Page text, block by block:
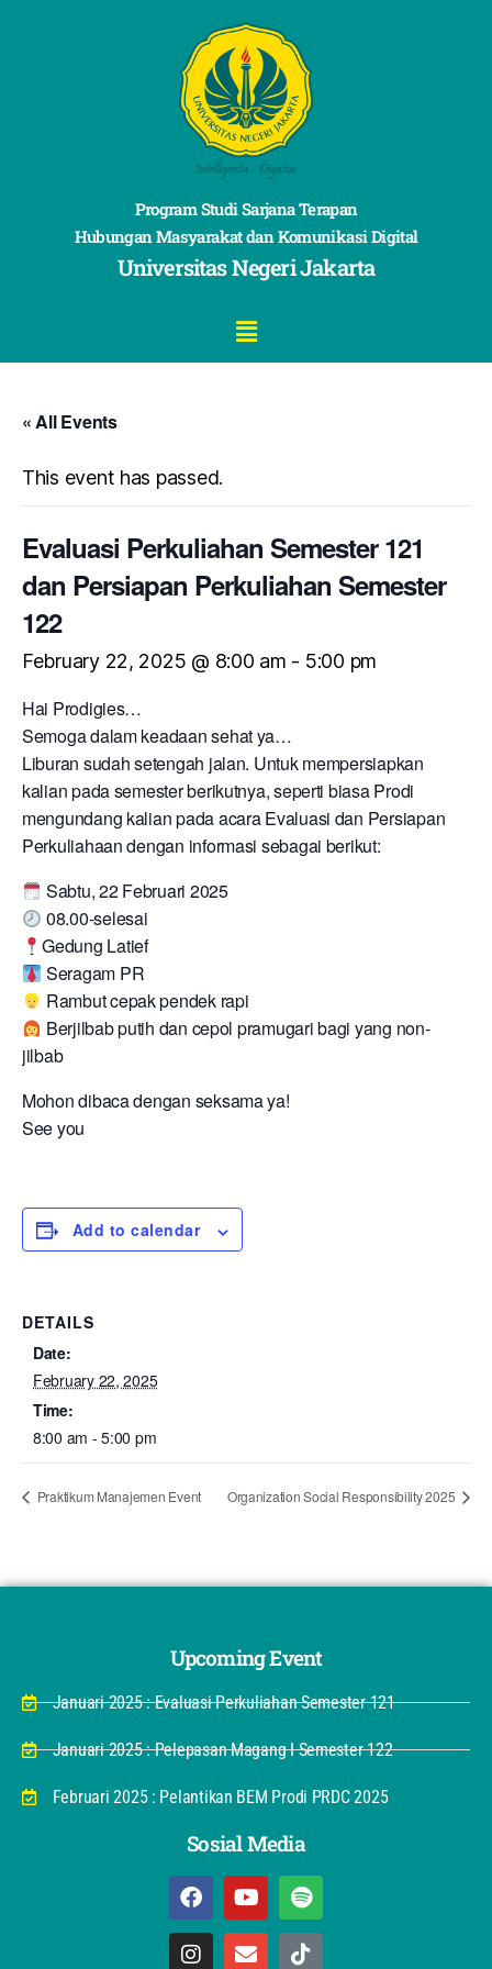
Program Studi Sarjana Terapan
Hubungan Masyarakat dan Komunikasi Digital
Universitas Negeri Jakarta
« All Events
This event has passed.
Evaluasi Perkuliahan Semester 121
dan Persiapan Perkuliahan Semester
122
February 22, 2025 @ 8:00 am - 5:00 pm
Hai Prodigies…
Semoga dalam keadaan sehat ya…
Liburan sudah setengah jalan. Untuk mempersiapkan
kalian pada semester berikutnya, seperti biasa Prodi
mengundang kalian pada acara Evaluasi dan Persiapan
Perkuliahaan dengan informasi sebagai berikut:
Sabtu, 22 Februari 2025
08.00-selesai
Gedung Latief
Seragam PR
Rambut cepak pendek rapi
Berjilbab putih dan cepol pramugari bagi yang non-
jilbab
Mohon dibaca dengan seksama ya!
See you
Add to calendar
DETAILS
Date:
February 22, 2025
Time:
8:00 am - 5:00 pm
Praktikum Manajemen Event Organization Social Responsibility 2025
Upcoming Event
Januari 2025 : Evaluasi Perkuliahan Semester 121
Januari 2025 : Pelepasan Magang I Semester 122
Februari 2025 : Pelantikan BEM Prodi PRDC 2025
Sosial Media